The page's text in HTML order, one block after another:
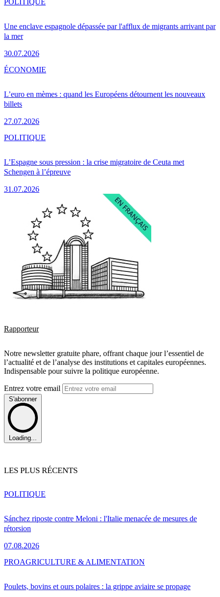
Une enclave espagnole dépassée par l'afflux de migrants arrivant par
la mer
30.07.2026
L’euro en mèmes : quand les Européens détournent les nouveaux
billets
27.07.2026
ÉCONOMIE
L’Espagne sous pression : la crise migratoire de Ceuta met
Schengen à l’épreuve
31.07.2026
POLITIQUE
Rapporteur
Notre newsletter gratuite phare, offrant chaque jour l’essentiel de
l’actualité et de l’analyse des institutions et capitales européennes.
Indispensable pour suivre la politique européenne.
Entrez votre email
S'abonner
Loading...
LES PLUS RÉCENTS
Sánchez riposte contre Meloni : l'Italie menacée de mesures de
rétorsion
07.08.2026
POLITIQUE
Poulets, bovins et ours polaires : la grippe aviaire se propage
PROAGRICULTURE & ALIMENTATION